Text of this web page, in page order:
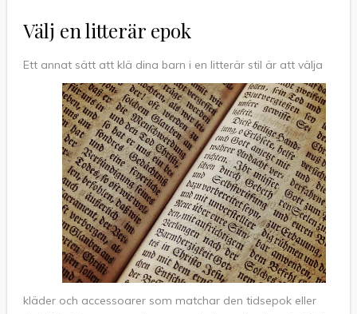
Välj en litterär epok
Ett annat sätt att klä dina barn i en litterär stil är att välja
kläder och accessoarer som matchar den tidsepok eller